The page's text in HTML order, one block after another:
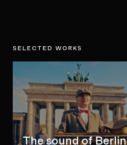
SELECTED WORKS
The sound of Berlin